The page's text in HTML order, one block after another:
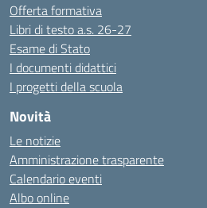
Offerta formativa
Libri di testo a.s. 26-27
Esame di Stato
I documenti didattici
I progetti della scuola
Novità
Le notizie
Amministrazione trasparente
Calendario eventi
Albo online